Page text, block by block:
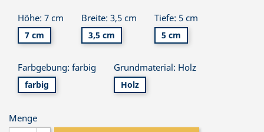
Höhe: 7 cm
7 cm
Breite: 3,5 cm
3,5 cm
Tiefe: 5 cm
5 cm
Farbgebung: farbig
farbig
Grundmaterial: Holz
Holz
Menge